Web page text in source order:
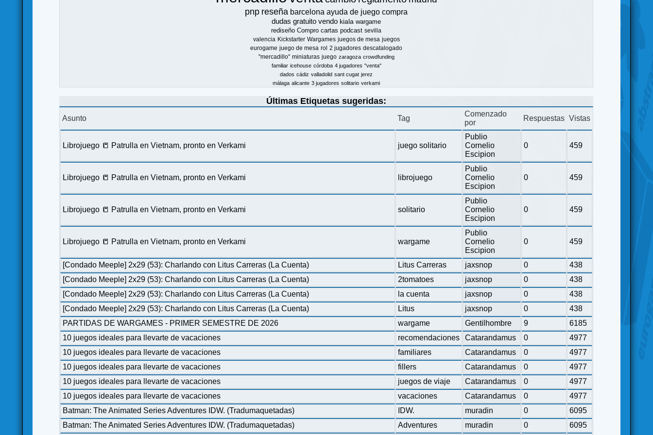
pnp reseña barcelona ayuda de juego compra
dudas gratuito vendo kiala wargame
rediseño Compro cartas podcast sevilla
valencia Kickstarter Wargames juegos de mesa juegos
eurogame juego de mesa rol 2 jugadores descatalogado
"mercadillo" miniaturas juego zaragoza crowdfunding
familiar icehouse córdoba 4 jugadores "venta"
dados cádiz valladolid sant cugat jerez
málaga alicante 3 jugadores solitario verkami
Últimas Etiquetas sugeridas:
Asunto Tag
Comenzado
por
Respuestas Vistas
Librojuego 📒 Patrulla en Vietnam, pronto en Verkami juego solitario
Publio
Cornelio
Escipion
0 459
Librojuego 📒 Patrulla en Vietnam, pronto en Verkami librojuego
Publio
Cornelio
Escipion
0 459
Librojuego 📒 Patrulla en Vietnam, pronto en Verkami solitario
Publio
Cornelio
Escipion
0 459
Librojuego 📒 Patrulla en Vietnam, pronto en Verkami wargame
Publio
Cornelio
Escipion
0 459
[Condado Meeple] 2x29 (53): Charlando con Litus Carreras (La Cuenta) Litus Carreras jaxsnop 0
438
[Condado Meeple] 2x29 (53): Charlando con Litus Carreras (La Cuenta)
2tomatoes jaxsnop 0
438
[Condado Meeple] 2x29 (53): Charlando con Litus Carreras (La Cuenta)
la cuenta jaxsnop 0
438
[Condado Meeple] 2x29 (53): Charlando con Litus Carreras (La Cuenta)
Litus jaxsnop 0
438
PARTIDAS DE WARGAMES - PRIMER SEMESTRE DE 2026
wargame Gentilhombre 9
6185
10 juegos ideales para llevarte de vacaciones
recomendaciones Catarandamus 0
4977
10 juegos ideales para llevarte de vacaciones
familiares Catarandamus 0
4977
10 juegos ideales para llevarte de vacaciones
fillers Catarandamus 0
4977
10 juegos ideales para llevarte de vacaciones
juegos de viaje Catarandamus 0
4977
10 juegos ideales para llevarte de vacaciones
vacaciones Catarandamus 0
4977
Batman: The Animated Series Adventures IDW. (Tradumaquetadas)
IDW. muradin 0
6095
Batman: The Animated Series Adventures IDW. (Tradumaquetadas)
Adventures muradin 0 6095